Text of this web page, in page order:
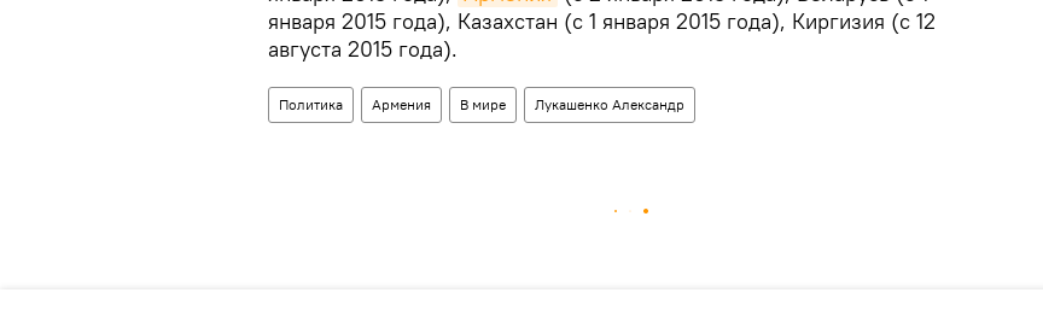
января 2015 года), Казахстан (с 1 января 2015 года), Киргизия (с 12
августа 2015 года).
Политика Армения В мире Лукашенко Александр